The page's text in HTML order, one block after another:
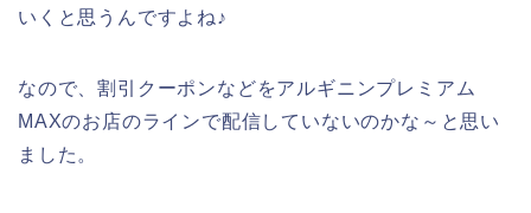
いくと思うんですよね♪
なので、割引クーポンなどをアルギニンプレミアム
MAXのお店のラインで配信していないのかな～と思い
ました。